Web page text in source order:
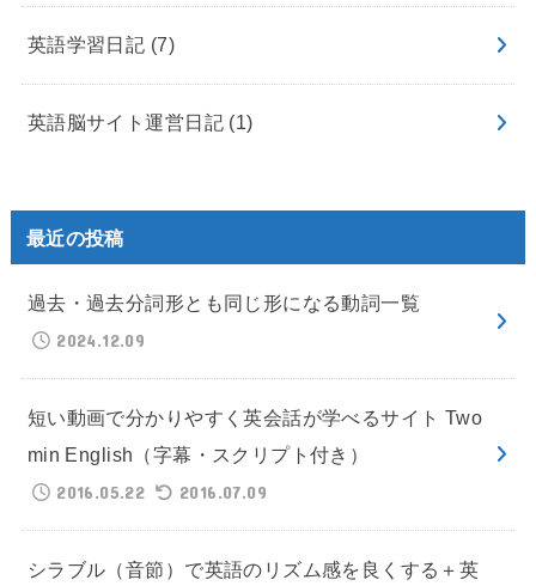
英語学習日記 (7)
英語脳サイト運営日記 (1)
最近の投稿
過去・過去分詞形とも同じ形になる動詞一覧
2024.12.09
短い動画で分かりやすく英会話が学べるサイト Two
min English（字幕・スクリプト付き）
2016.05.22
2016.07.09
シラブル（音節）で英語のリズム感を良くする＋英